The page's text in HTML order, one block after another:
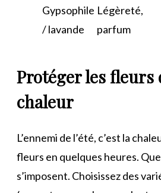
Gypsophile
/ lavande
Légèreté,
parfum
Protéger les fleurs
chaleur
L’ennemi de l’été, c’est la
fleurs en quelques heures.
s’imposent. Choisissez des